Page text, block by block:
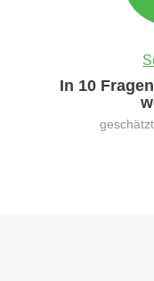
In 10